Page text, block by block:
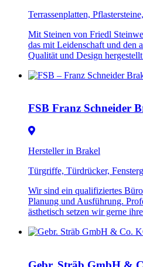
Terrassenplatten,
Mit Steinen von Friedl
das mit Leidenschaft und den
Qualität und Design
FSB Franz Schneider
Hersteller in Brakel
Türgriffe, Türdrücker,
Wir sind ein qualifiziertes
Planung und Ausführung.
ästhetisch setzen wir gerne